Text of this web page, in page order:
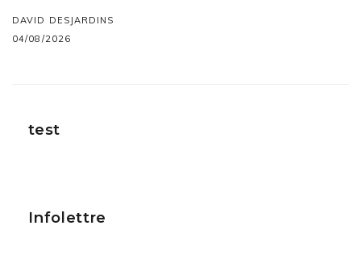
DAVID DESJARDINS
04/08/2026
test
Infolettre